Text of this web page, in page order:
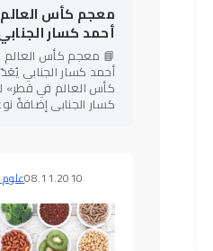
معجم كأس
أحمد كسار
📘 معجم كأس
أحمد كسار الجنابي
كأس العالم في قطر»
كسار الجنابي إضافةً
08.11.2010